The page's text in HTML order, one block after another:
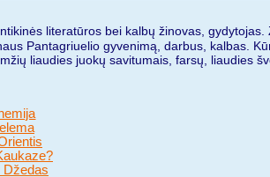
literatūros bei kalbų žinovas, gydytojas.
Pantagriuelio gyvenimą, darbus, kalbas.
liaudies juokų savitumais, farsų, liaudies
Džedas